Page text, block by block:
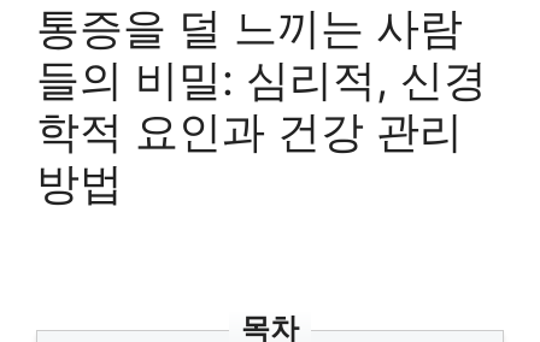
통증을 덜 느끼는 사람
들의 비밀: 심리적, 신경
학적 요인과 건강 관리
방법
목차